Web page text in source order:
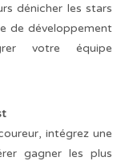
dénicher les stars
de développement
votre équipe
intégrez une
gagner les plus